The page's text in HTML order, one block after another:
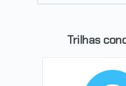
Trilhas